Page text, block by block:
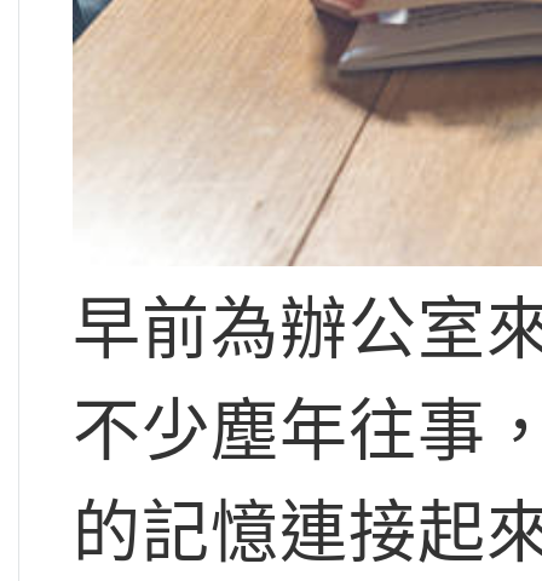
早前為辦公室
不少塵年往事
的記憶連接起